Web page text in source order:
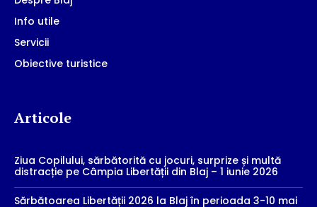
Info utile
Servicii
Obiective turistice
Articole
Ziua Copilului, sărbătorită cu jocuri, surprize și multă
distracție pe Câmpia Libertății din Blaj – 1 iunie 2026
Sărbătoarea Libertății 2026 la Blaj în perioada 3-10 mai